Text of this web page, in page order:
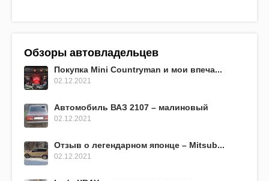
Обзоры автовладельцев
Покупка Mini Countryman и мои впеча...
02.12.2021
Автомобиль ВАЗ 2107 – малиновый
02.12.2021
Отзыв о легендарном японце – Mitsub...
02.12.2021